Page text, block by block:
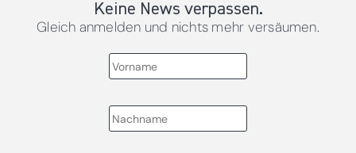
Keine News verpassen.
Gleich anmelden und nichts mehr versäumen.